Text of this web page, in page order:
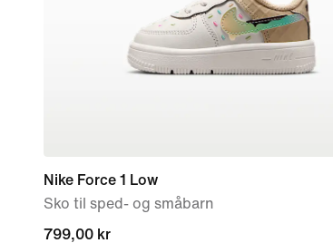
Nike Force 1 Low
Sko til sped- og småbarn
799,00 kr
799,00 kr